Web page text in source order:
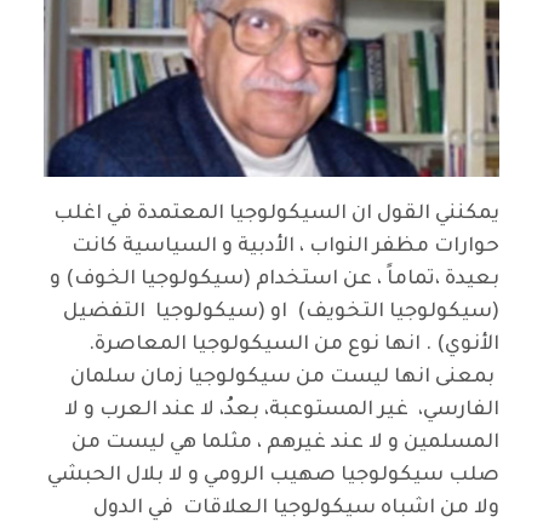
يمكنني القول ان السيكولوجيا المعتمدة في اغلب
حوارات مظفر النواب ، الأدبية و السياسية كانت
بعيدة ،تماماً ، عن استخدام (سيكولوجيا الخوف) و
(سيكولوجيا التخويف) او (سيكولوجيا التفضيل
الأنوي) . انها نوع من السيكولوجيا المعاصرة.
بمعنى انها ليست من سيكولوجيا زمان سلمان
الفارسي، غير المستوعبة، بعدُ، لا عند العرب و لا
المسلمين و لا عند غيرهم ، مثلما هي ليست من
صلب سيكولوجيا صهيب الرومي و لا بلال الحبشي
ولا من اشباه سيكولوجيا العلاقات في الدول